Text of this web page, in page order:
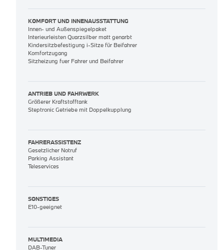
KOMFORT UND INNENAUSSTATTUNG
Innen- und Außenspiegelpaket
Interieurleisten Quarzsilber matt genarbt
Kindersitzbefestigung i-Sitze für Beifahrer
Komfortzugang
Sitzheizung fuer Fahrer und Beifahrer
ANTRIEB UND FAHRWERK
Größerer Kraftstofftank
Steptronic Getriebe mit Doppelkupplung
FAHRERASSISTENZ
Gesetzlicher Notruf
Parking Assistant
Teleservices
SONSTIGES
E10-geeignet
MULTIMEDIA
DAB-Tuner